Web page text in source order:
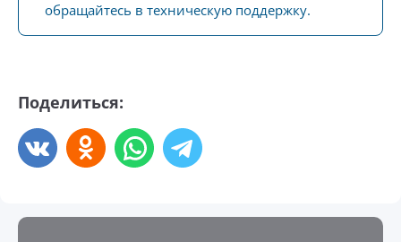
обращайтесь в техническую поддержку.
Поделиться: